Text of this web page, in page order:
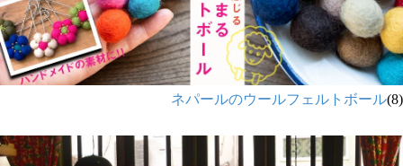
ネパールのウールフェルトボール(8)